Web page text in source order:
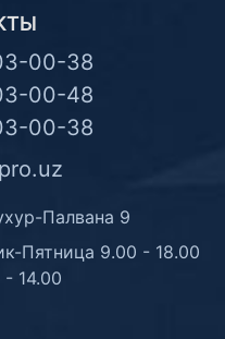
00-38
00-48
00-38
Палвана 9
Пятница 9.00 - 18.00
14.00